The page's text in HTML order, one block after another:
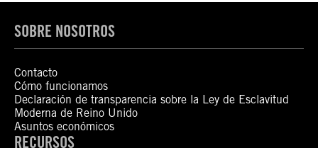
SOBRE NOSOTROS
Contacto
Cómo funcionamos
Declaración de transparencia sobre la Ley de Esclavitud
Moderna de Reino Unido
Asuntos económicos
RECURSOS